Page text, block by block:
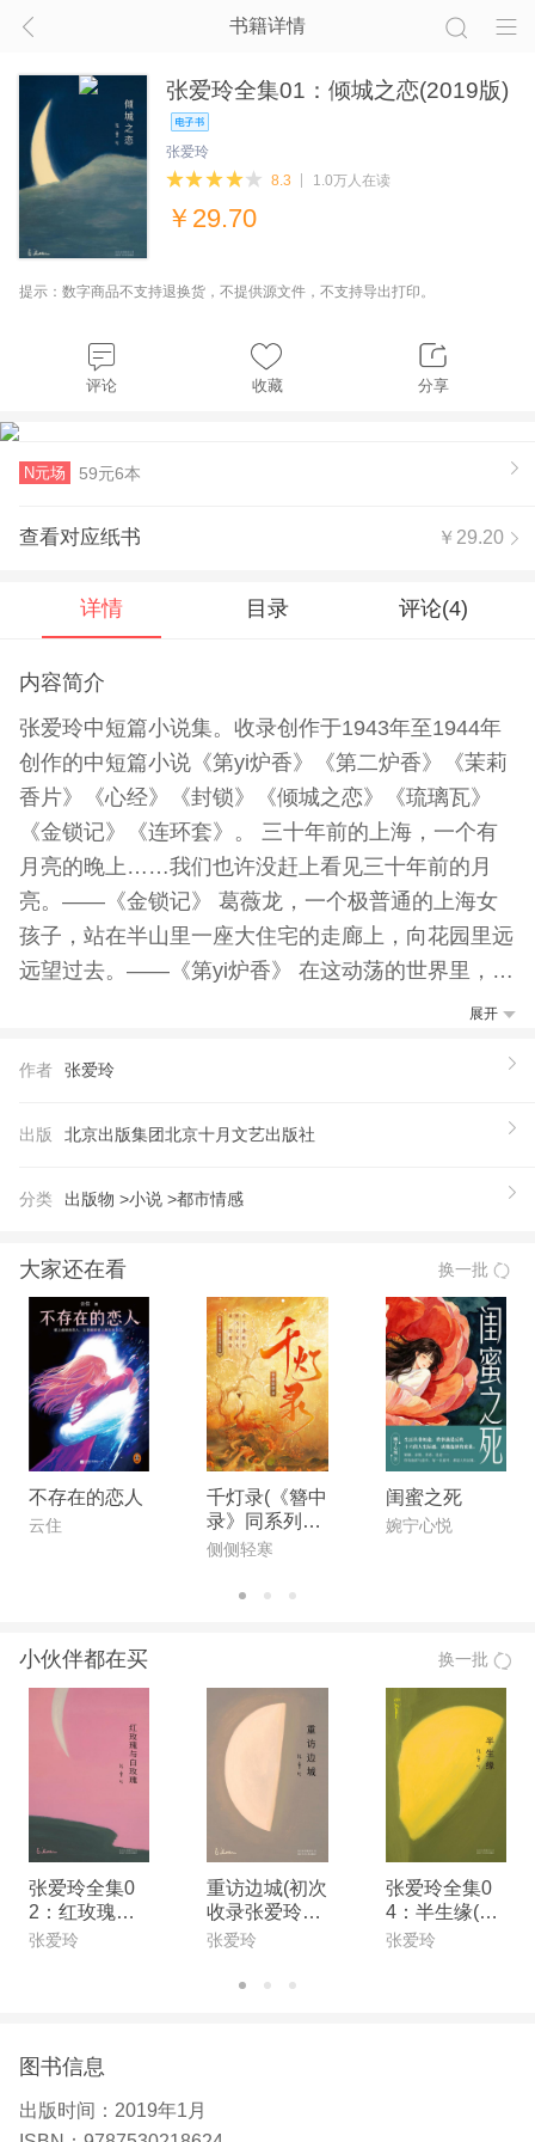
书籍详情
张爱玲全集01：倾城之恋(2019版)
张爱玲
8.3
1.0万人在读
￥ 29.70
提示：数字商品不支持退换货，不提供源文件，不支持导出打印。
评论 收藏 分享
N元场 59元6本
查看对应纸书 ￥29.20
详情 目录 评论(4)
内容简介
张爱玲中短篇小说集。收录创作于1943年至1944年
创作的中短篇小说《第yi炉香》《第二炉香》《茉莉
香片》《心经》《封锁》《倾城之恋》《琉璃瓦》
《金锁记》《连环套》。 三十年前的上海，一个有
月亮的晚上……我们也许没赶上看见三十年前的月
亮。——《金锁记》 葛薇龙，一个极普通的上海女
孩子，站在半山里一座大住宅的走廊上，向花园里远
远望过去。——《第yi炉香》 在这动荡的世界里，钱
财，地产，天长地久的一切，全不可靠了。靠得住的
——《倾城之恋》 全新精装，臻美典藏，月亮构筑
【推荐语】
门影视原著小说。 2、张爱玲：我希望《倾城之恋》
事。 3、傅雷：《金锁记》是我们文坛ZUI美的收获
之一。 4、马思纯、彭于晏主演的《*炉香》同名电
影即将上映。
【作者】
张爱玲，中国现代作家。祖籍河北丰润，1920年9月
生于上海，1995年9月逝于美国洛杉矶。张爱玲深受
中国古典文学影响，又受了良好的西式教育，从而形
成中西兼备的文学视野。她的作品多着眼于普通人的
命运，洞察人性的幽微，又有强烈的历史意识，写出
了大变动时代下的众生相，意象丰富，创造了一种苍
了自己丰富而独特的文学世界。
展开
作者 张爱玲
出版 北京出版集团北京十月文艺出版社
分类 出版物 >小说 >都市情感
大家还在看 换一批
不存在的恋人
云住
千灯录(《簪中
录》同系列小
说)
侧侧轻寒
闺蜜之死
婉宁心悦
小伙伴都在买 换一批
张爱玲全集0
2：红玫瑰与
白玫瑰(2019
张爱玲
重访边城(初次
收录张爱玲遗
稿《爱憎表》,
玲传奇一生的
张爱玲
张爱玲全集0
4：半生缘(20
19版)
张爱玲
图书信息
出版时间： 2019年1月